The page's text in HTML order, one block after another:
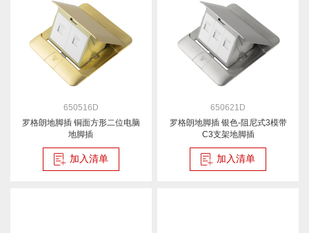
650516D
罗格朗地脚插 铜面方形二位电脑
地脚插
加入清单
650621D
罗格朗地脚插 银色-阻尼式3模带
C3支架地脚插
加入清单